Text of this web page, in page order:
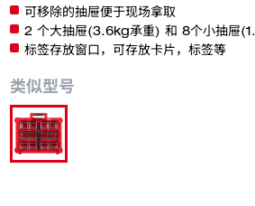
可移除的抽屉便于现场拿取
2 个大抽屉(3.6kg承重) 和 8个小抽屉
标签存放窗口，可存放卡片，标签等
类似型号
48-22-8433